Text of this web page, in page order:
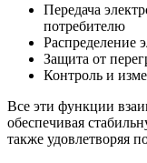
Передача
потребителю
Распределение
Защита от
Контроль и
Все эти функции
обеспечивая
также удовлетворяя